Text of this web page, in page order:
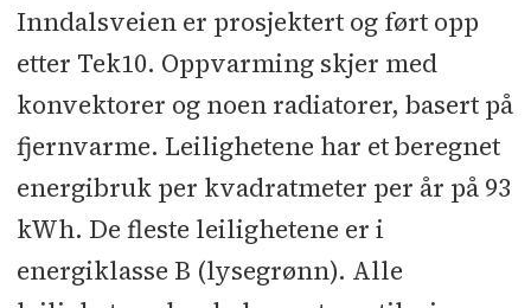
Inndalsveien er prosjektert og ført opp
etter Tek10. Oppvarming skjer med
konvektorer og noen radiatorer, basert på
fjernvarme. Leilighetene har et beregnet
energibruk per kvadratmeter per år på 93
kWh. De fleste leilighetene er i
energiklasse B (lysegrønn). Alle